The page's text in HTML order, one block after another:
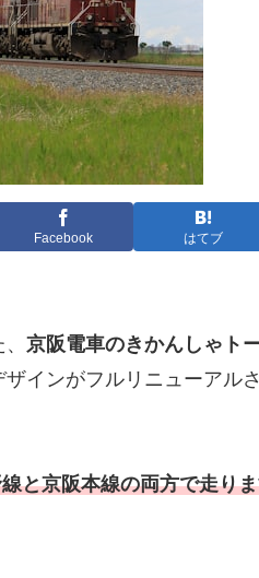
Facebook はてブ
京阪電車のきかんしゃト
インがフルリニューアル
と京阪本線の両方で走り